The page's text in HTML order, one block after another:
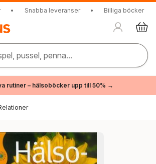
• Snabba leveranser • Billiga böcker
pussel, penna...
rutiner – hälsoböcker upp till 50% →